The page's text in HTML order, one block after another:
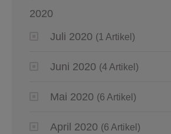
2020
Juli 2020 (1 Artikel)
Juni 2020 (4 Artikel)
Mai 2020 (6 Artikel)
April 2020 (6 Artikel)